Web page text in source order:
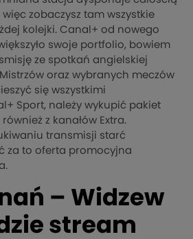
zobaczysz tam wszystkie
kolejki. Canal+ od nowego
swoje portfolio, bowiem
ze spotkań angielskiej
oraz wybranych meczów
się wszystkimi
Sport, należy wykupić pakiet
z kanałów Extra.
transmisji starć
za to oferta promocyjna
– Widzew
stream